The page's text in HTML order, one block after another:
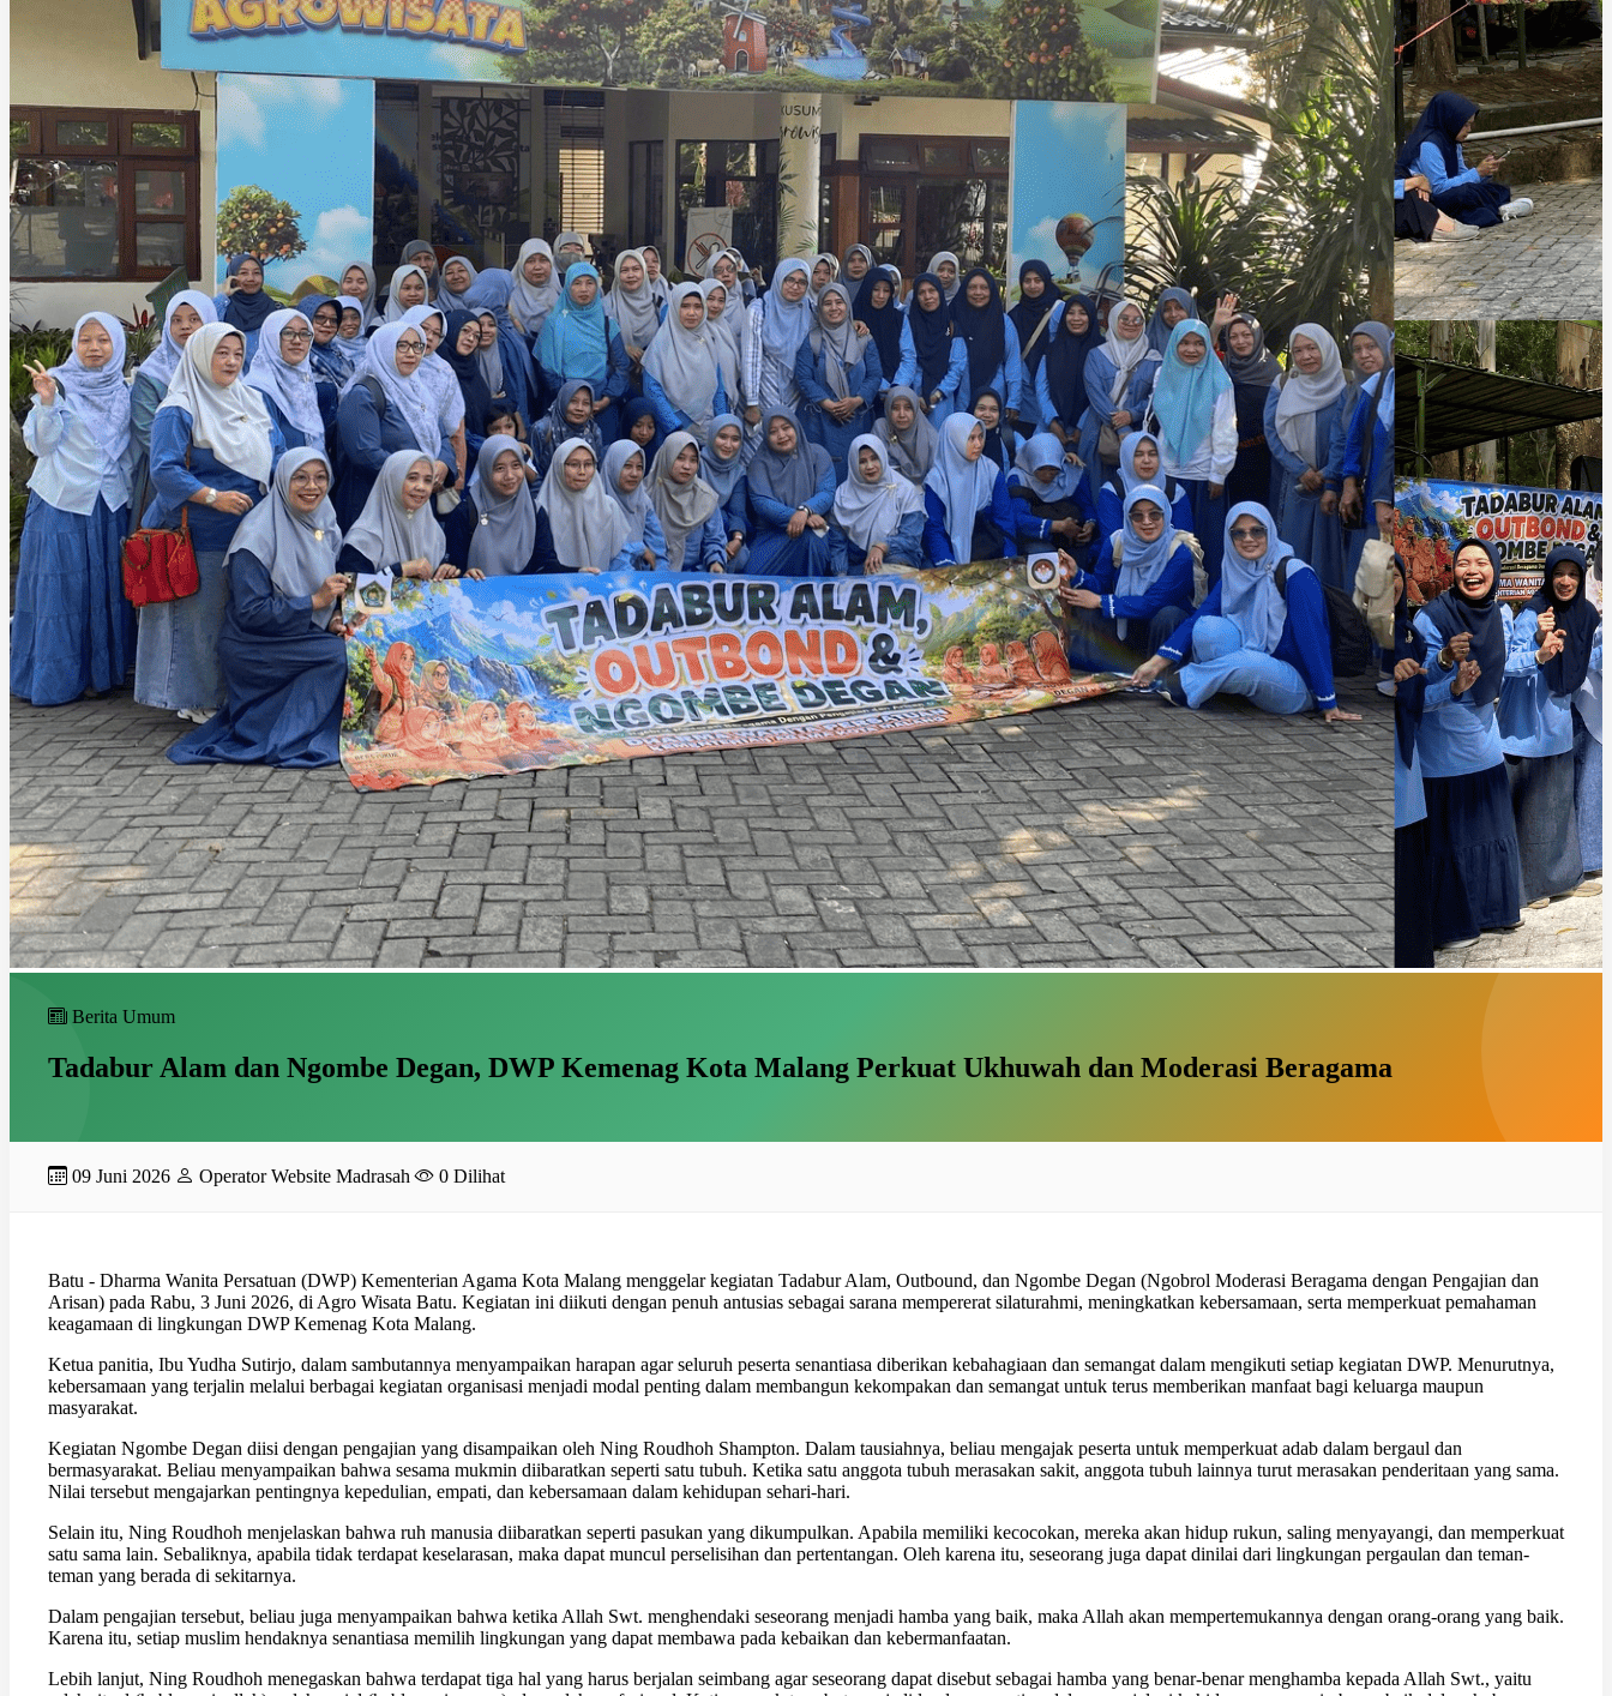
Berita Umum
Tadabur Alam dan Ngombe Degan, DWP Kemenag Kota Malang Perkuat Ukhuwah dan Moderasi Beragama
09 Juni 2026 Operator Website Madrasah 0 Dilihat
Batu - Dharma Wanita Persatuan (DWP) Kementerian Agama Kota Malang menggelar kegiatan Tadabur Alam, Outbound, dan Ngombe Degan (Ngobrol Moderasi Beragama dengan Pengajian dan
Arisan) pada Rabu, 3 Juni 2026, di Agro Wisata Batu. Kegiatan ini diikuti dengan penuh antusias sebagai sarana mempererat silaturahmi, meningkatkan kebersamaan, serta memperkuat pemahaman
keagamaan di lingkungan DWP Kemenag Kota Malang.
Ketua panitia, Ibu Yudha Sutirjo, dalam sambutannya menyampaikan harapan agar seluruh peserta senantiasa diberikan kebahagiaan dan semangat dalam mengikuti setiap kegiatan DWP. Menurutnya,
kebersamaan yang terjalin melalui berbagai kegiatan organisasi menjadi modal penting dalam membangun kekompakan dan semangat untuk terus memberikan manfaat bagi keluarga maupun
masyarakat.
Kegiatan Ngombe Degan diisi dengan pengajian yang disampaikan oleh Ning Roudhoh Shampton. Dalam tausiahnya, beliau mengajak peserta untuk memperkuat adab dalam bergaul dan
bermasyarakat. Beliau menyampaikan bahwa sesama mukmin diibaratkan seperti satu tubuh. Ketika satu anggota tubuh merasakan sakit, anggota tubuh lainnya turut merasakan penderitaan yang sama.
Nilai tersebut mengajarkan pentingnya kepedulian, empati, dan kebersamaan dalam kehidupan sehari-hari.
Selain itu, Ning Roudhoh menjelaskan bahwa ruh manusia diibaratkan seperti pasukan yang dikumpulkan. Apabila memiliki kecocokan, mereka akan hidup rukun, saling menyayangi, dan memperkuat
satu sama lain. Sebaliknya, apabila tidak terdapat keselarasan, maka dapat muncul perselisihan dan pertentangan. Oleh karena itu, seseorang juga dapat dinilai dari lingkungan pergaulan dan teman-
teman yang berada di sekitarnya.
Dalam pengajian tersebut, beliau juga menyampaikan bahwa ketika Allah Swt. menghendaki seseorang menjadi hamba yang baik, maka Allah akan mempertemukannya dengan orang-orang yang baik.
Karena itu, setiap muslim hendaknya senantiasa memilih lingkungan yang dapat membawa pada kebaikan dan kebermanfaatan.
Lebih lanjut, Ning Roudhoh menegaskan bahwa terdapat tiga hal yang harus berjalan seimbang agar seseorang dapat disebut sebagai hamba yang benar-benar menghamba kepada Allah Swt., yaitu